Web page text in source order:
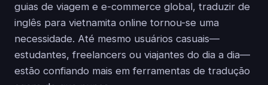
guias de viagem e e-commerce global, traduzir de
inglês para vietnamita online tornou-se uma
necessidade. Até mesmo usuários casuais—
estudantes, freelancers ou viajantes do dia a dia—
estão confiando mais em ferramentas de tradução